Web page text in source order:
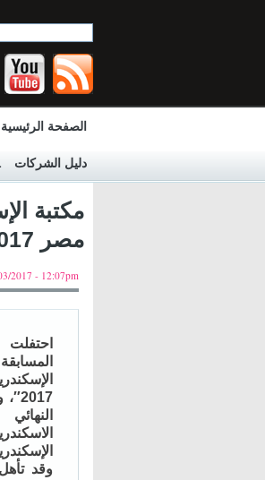
الصفحة الرئيسية
دليل الشركات
مكتبة
مصر 2017”
2017 - 12:07pm
احتفلت